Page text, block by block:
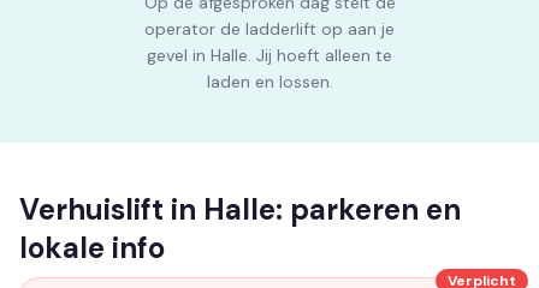
operator de ladderlift op aan je
gevel in Halle. Jij hoeft alleen te
laden en lossen.
Verhuislift in Halle: parkeren en
lokale info
Verplicht